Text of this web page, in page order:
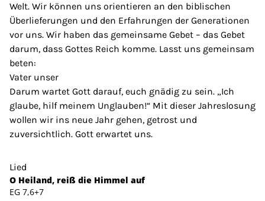
Welt. Wir können uns orientieren an den biblischen
Überlieferungen und den Erfahrungen der Generationen
vor uns. Wir haben das gemeinsame Gebet – das Gebet
darum, dass Gottes Reich komme. Lasst uns gemeinsam
beten:
Vater unser
Darum wartet Gott darauf, euch gnädig zu sein. „Ich
glaube, hilf meinem Unglauben!“ Mit dieser Jahreslosung
wollen wir ins neue Jahr gehen, getrost und
zuversichtlich. Gott erwartet uns.
Lied
O Heiland, reiß die Himmel auf
EG 7,6+7